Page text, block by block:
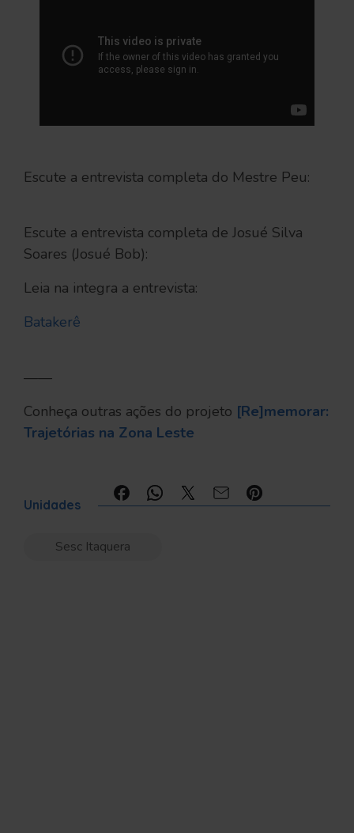
Escute a entrevista completa do Mestre Peu:
Escute a entrevista completa de Josué Silva
Soares (Josué Bob):
Leia na integra a entrevista:
Batakerê
——
Conheça outras ações do projeto [Re]memorar:
Trajetórias na Zona Leste
Unidades
Sesc Itaquera